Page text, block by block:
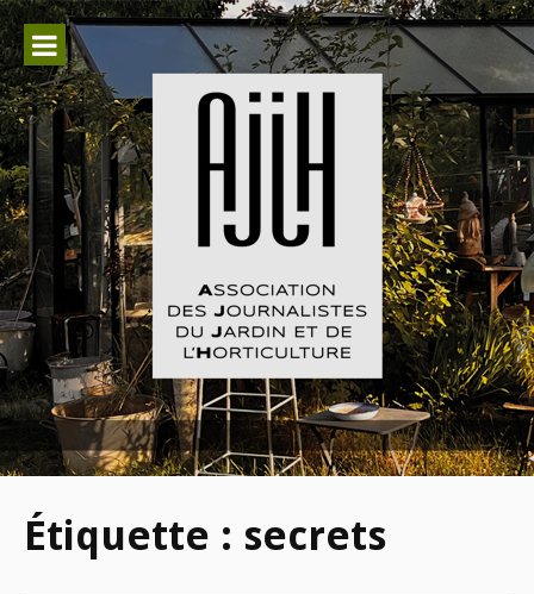
Aller
au
contenu
Association des Journalistes du
Jardin et de l'Horticulture
Étiquette : secrets